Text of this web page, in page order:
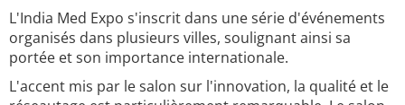
L'India Med Expo s'inscrit dans une série d'événements
organisés dans plusieurs villes, soulignant ainsi sa
portée et son importance internationale.
L'accent mis par le salon sur l'innovation, la qualité et le